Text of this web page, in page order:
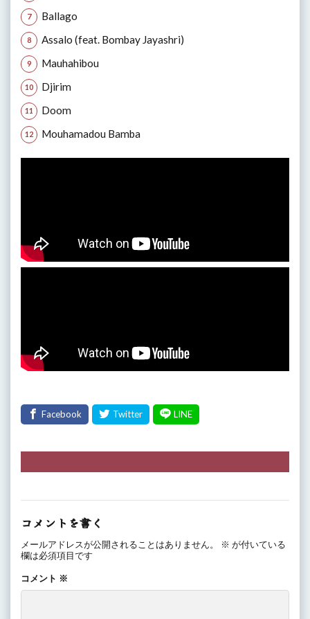
Ballago
Assalo (feat. Bombay Jayashri)
Mauhahibou
Djirim
Doom
Mouhamadou Bamba
コメントを書く
メールアドレスが公開されることはありません。 ※ が付いている
欄は必須項目です
コメント ※